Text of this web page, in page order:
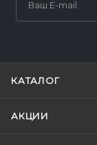
КАТАЛОГ
АКЦИИ